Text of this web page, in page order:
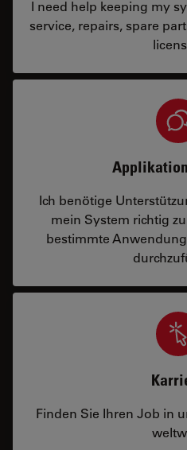
I need help keeping my
service, repairs, spare
Ich benötige
mein System richtig
bestimmte
Finden Sie Ihren Job in